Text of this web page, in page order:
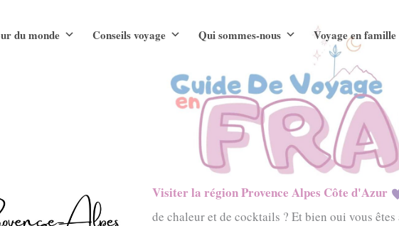
du monde Conseils voyage Qui sommes-nous
Voyage en famille
Visiter la région Provence Alpes Côte d'Azur
de chaleur et de cocktails ? Et bien oui vous